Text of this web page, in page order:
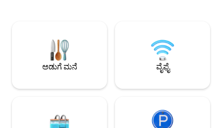
ಸಂಚರಿಸುತ್ತವೆ ಲಘು ನಿದ್ರೆಯವರಿಗೆ ಸೂಕ್ತವಲ್ಲ.
ಅಡುಗೆಮನೆ ಇಲ್ಲ! ಮೈಕ್ರೋವೇವ್, ರೆಫ್ರಿಜರೇಟರ್
ಮತ್ತು ಎಲೆಕ್ಟ್ರಿಕ್ ಕೆಟಲ್ ಮಾತ್ರ ಇವೆ. ಹತ್ತಿರದಲ್ಲಿ ಅನೇಕ
ರೆಸ್ಟೋರೆಂಟ್‌ಗಳು ಮತ್ತು ಡೆಲಿಗಳಿವೆ.
ಅಡುಗೆ ಮನೆ ವೈಫೈ